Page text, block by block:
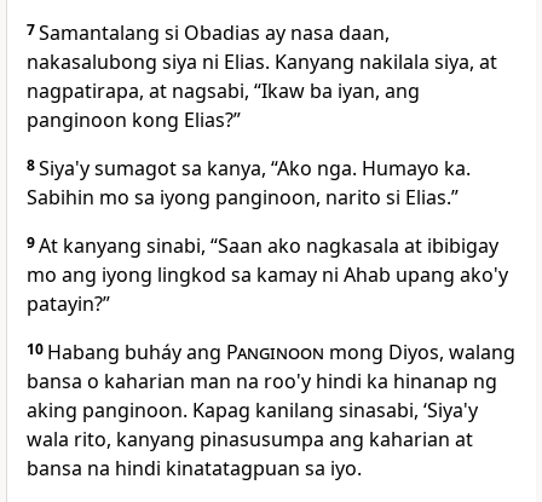
7Samantalang si Obadias ay nasa daan,
nakasalubong siya ni Elias. Kanyang nakilala siya, at
nagpatirapa, at nagsabi, “Ikaw ba iyan, ang
panginoon kong Elias?”
8Siya'y sumagot sa kanya, “Ako nga. Humayo ka.
Sabihin mo sa iyong panginoon, narito si Elias.”
9At kanyang sinabi, “Saan ako nagkasala at ibibigay
mo ang iyong lingkod sa kamay ni Ahab upang ako'y
patayin?”
10 Habang buháy ang Panginoon mong Diyos, walang
bansa o kaharian man na roo'y hindi ka hinanap ng
aking panginoon. Kapag kanilang sinasabi, ‘Siya'y
wala rito, kanyang pinasusumpa ang kaharian at
bansa na hindi kinatatagpuan sa iyo.